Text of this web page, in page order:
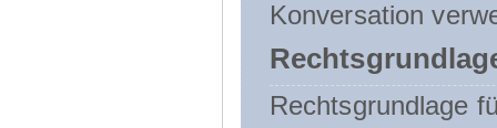
Konversation
Rechtsgrundlage